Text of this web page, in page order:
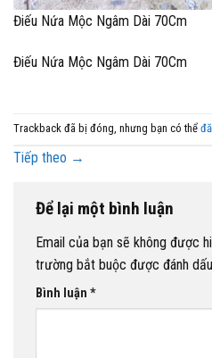
Điếu Nứa Mộc Ngâm Dài 70Cm
Điếu Nứa Mộc Ngâm Dài 70Cm
Trackback đã bị đóng, nhưng bạn có thể
Tiếp theo →
Để lại một bình luận
Email của bạn sẽ không được
trường bắt buộc được đánh dấu
Bình luận *